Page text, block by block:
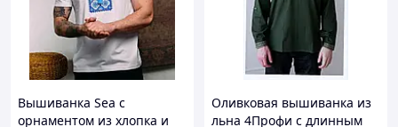
Вышиванка Sea с
орнаментом из хлопка и
Оливковая вышиванка из
льна 4Профи с длинным